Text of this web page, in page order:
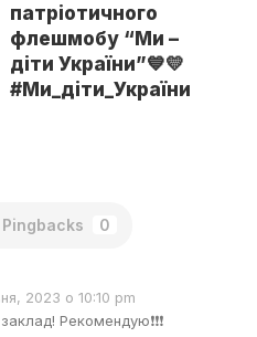
патріотичного
флешмобу “Ми –
діти України”💙💛
#Ми_діти_України
Pingbacks 0
2023 о 10:10 pm
Рекомендую❗❗❗